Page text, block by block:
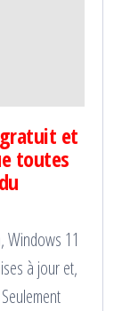
et
toutes
Windows 11
à jour et,